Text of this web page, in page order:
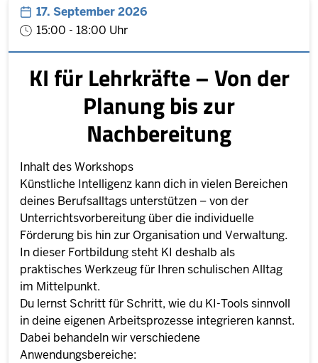
17. September 2026
15:00 - 18:00 Uhr
KI für Lehrkräfte – Von der
Planung bis zur
Nachbereitung
Inhalt des Workshops
Künstliche Intelligenz kann dich in vielen Bereichen
deines Berufsalltags unterstützen – von der
Unterrichtsvorbereitung über die individuelle
Förderung bis hin zur Organisation und Verwaltung.
In dieser Fortbildung steht KI deshalb als
praktisches Werkzeug für Ihren schulischen Alltag
im Mittelpunkt.
Du lernst Schritt für Schritt, wie du KI-Tools sinnvoll
in deine eigenen Arbeitsprozesse integrieren kannst.
Dabei behandeln wir verschiedene
Anwendungsbereiche: